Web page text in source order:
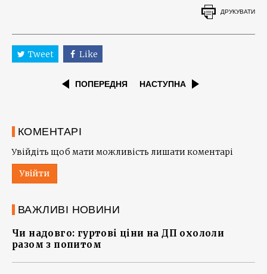
ДРУКУВАТИ
Tweet Like
ПОПЕРЕДНЯ НАСТУПНА
КОМЕНТАРІ
Увійдіть щоб мати можливість лишати коментарі
Увійти
ВАЖЛИВІ НОВИНИ
Чи надовго: гуртові ціни на ДП охололи
разом з попитом